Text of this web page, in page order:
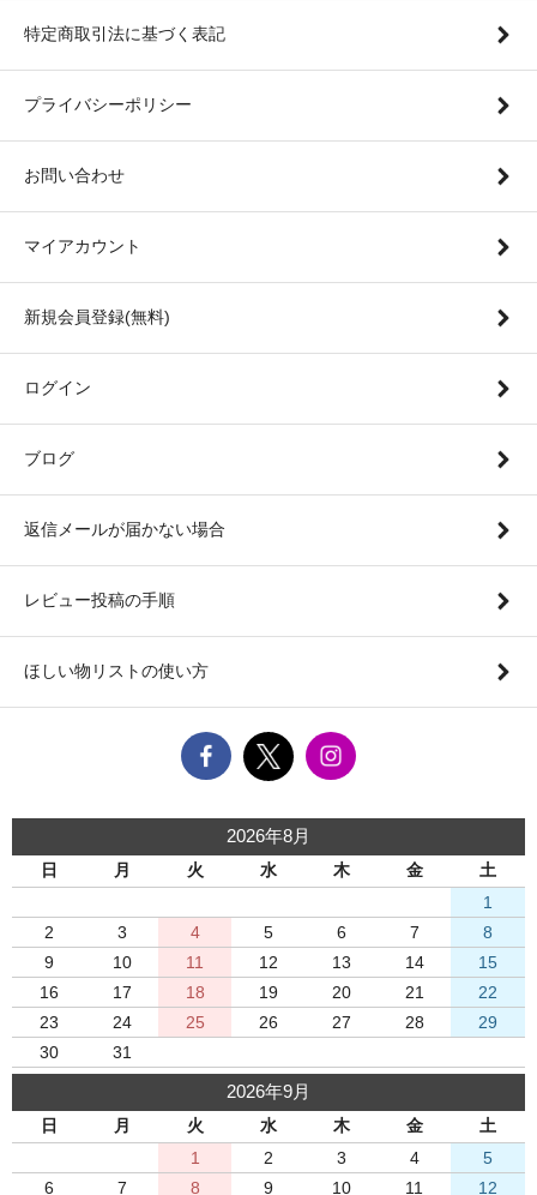
特定商取引法に基づく表記
プライバシーポリシー
お問い合わせ
マイアカウント
新規会員登録(無料)
ログイン
ブログ
返信メールが届かない場合
レビュー投稿の手順
ほしい物リストの使い方
2026年8月
日 月 火 水 木 金
土
1
2
3 4 5 6 7
8
9
10 11 12 13 14
15
16
17 18 19 20 21
22
23
24 25 26 27 28
29
30
31
2026年9月
日 月 火 水 木 金
土
1
2 3 4
5
6
7 8 9 10 11 12